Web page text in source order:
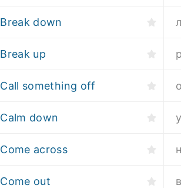
Break down
Break up
Call something off
Calm down
Come across
Come out